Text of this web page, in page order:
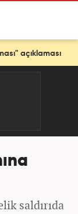
saldırıda